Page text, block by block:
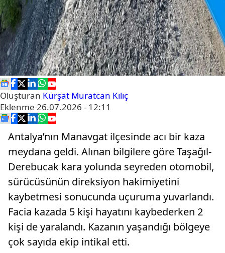
Oluşturan Kürşat Muratcan Kılıç
Eklenme 26.07.2026 - 12:11
Antalya’nın Manavgat ilçesinde acı bir kaza
meydana geldi. Alınan bilgilere göre Taşağıl-
Derebucak kara yolunda seyreden otomobil,
sürücüsünün direksiyon hakimiyetini
kaybetmesi sonucunda uçuruma yuvarlandı.
Facia kazada 5 kişi hayatını kaybederken 2
kişi de yaralandı. Kazanın yaşandığı bölgeye
çok sayıda ekip intikal etti.